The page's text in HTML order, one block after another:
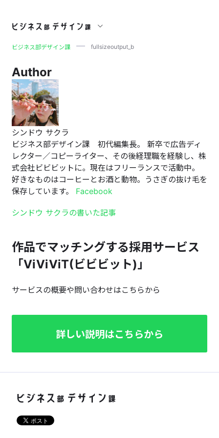
fullsizeoutput_b
ビジネス部デザイン課 fullsizeoutput_b
Author
シンドウ サクラ
ビジネス部デザイン課 初代編集長。 新卒で広告ディ
レクター／コピーライター、その後経理職を経験し、株
式会社ビビビットに。現在はフリーランスで活動中。
好きなものはコーヒーとお酒と動物。うさぎの抜け毛を
保存しています。 Facebook
シンドウ サクラの書いた記事
作品でマッチングする採用サービス
「ViViViT(ビビビット)」
サービスの概要や問い合わせはこちらから
詳しい説明はこちらから